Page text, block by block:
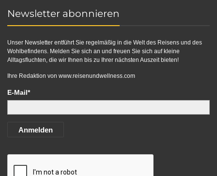
Newsletter abonnieren
Unser Newsletter entführt Sie regelmäßig in die Welt des Reisens und des
Wohlbefindens. Melden Sie sich an und freuen Sie sich auf kleine
Alltagsfluchten, die wir Ihnen bis zu Ihrer nächsten Auszeit bieten!
Ihre Redaktion von www.reisenundwellness.com
E-Mail*
Anmelden